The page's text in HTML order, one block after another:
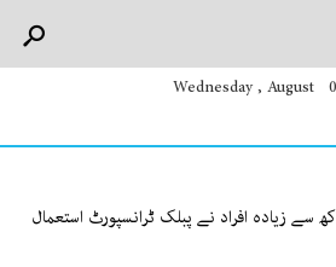
Wednesday , August
میں عیدالاضحی پر 75 لاکھ سے زیادہ افراد نے پبلک ٹرانسپورٹ استعمال